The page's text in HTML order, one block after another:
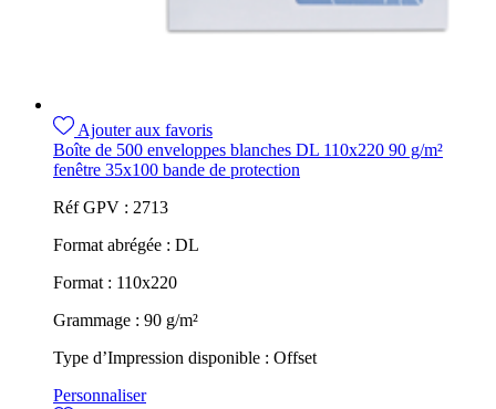
Ajouter aux favoris
Boîte de 500 enveloppes blanches DL 110x220 90 g/m²
fenêtre 35x100 bande de protection
Réf GPV : 2713
Format abrégée : DL
Format : 110x220
Grammage : 90 g/m²
Type d’Impression disponible : Offset
Personnaliser